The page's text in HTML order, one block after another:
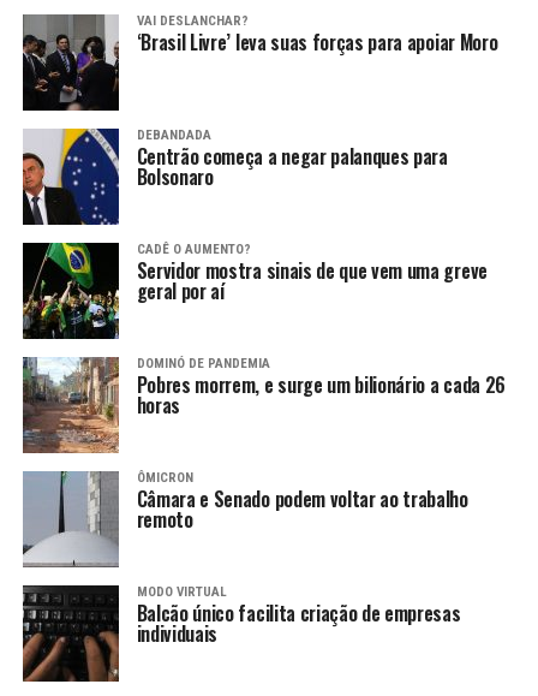
VAI DESLANCHAR?
‘Brasil Livre’ leva suas forças para apoiar Moro
DEBANDADA
Centrão começa a negar palanques para
Bolsonaro
CADÊ O AUMENTO?
Servidor mostra sinais de que vem uma greve
geral por aí
DOMINÓ DE PANDEMIA
Pobres morrem, e surge um bilionário a cada 26
horas
ÔMICRON
Câmara e Senado podem voltar ao trabalho
remoto
MODO VIRTUAL
Balcão único facilita criação de empresas
individuais